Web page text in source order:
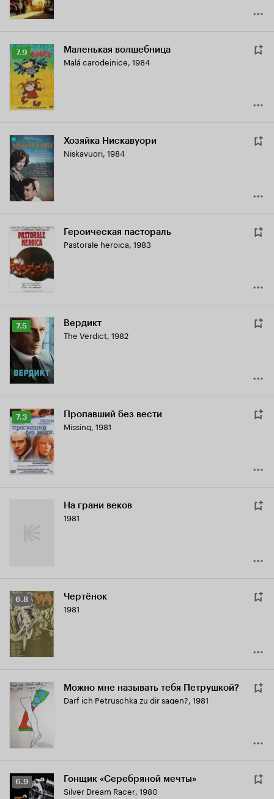
Рейтинг
Кинопоиска
7.9
7.9 Маленькая волшебница
Malá carodejnice, 1984
Хозяйка Нискавуори
Niskavuori, 1984
Героическая пастораль
Pastorale heroica, 1983
Рейтинг
Кинопоиска
7.5
7.5 Вердикт
The Verdict, 1982
Рейтинг
Кинопоиска
7.3
7.3 Пропавший без вести
Missing, 1981
На грани веков
1981
Рейтинг
Кинопоиска
6.8
6.8 Чертёнок
1981
Можно мне называть тебя Петрушкой?
Darf ich Petruschka zu dir sagen?, 1981
Рейтинг
Кинопоиска
6.9 Гонщик «Серебряной мечты»
Silver Dream Racer, 1980